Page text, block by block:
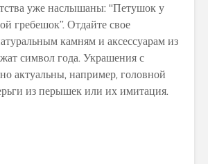
уже наслышаны: “Петушок у
гребешок”. Отдайте свое
камням и аксессуарам из
символ года. Украшения с
актуальны, например, головной
из перышек или их имитация.